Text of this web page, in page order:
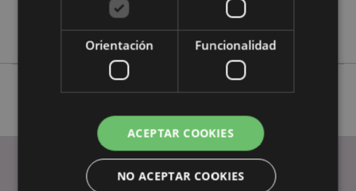
Goloka
Orientación Funcionalidad
ACEPTAR COOKIES
NO ACEPTAR COOKIES